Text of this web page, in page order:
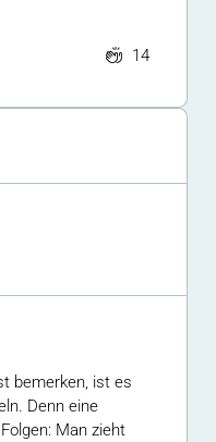
14
bemerken, ist es
Denn eine
Man zieht